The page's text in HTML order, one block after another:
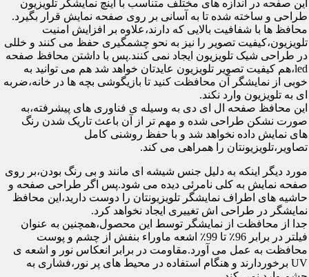
این صفحه در اندازه های مختلف متناسب با اینچ نمایشگر تلویزیون
طراحی و ساخته شده تا به آسانی بر روی صفحه نمایش قرار بگیرد.
محافظ ها با شفافیت بالایی که دارند،علاوه بر افزایش امنیت
تلویزیون،کیفیت تصویر را نیز به نحو چشمگیری حفظ می کنند و خللی
در طراحی شیک تلویزیون ایجاد نمی کنند.پس با داشتن محافظ صفحه
led،هم کیفیت تصویر تلویزیون عایدتان خواهد شد هم می توانید به
خوبی از نمایشگر آن محافظت کنید تا بازیگوشی بچه ها در خانه،ضربه
ای به تلویزیون وارد نکند.
این محافظ صفحه ال ای دی به وسیله ی فناوری های پیشرفته،به
صورت نشکن طراحی شده و مهم تر از آن باعث تاریک شدن رنگ
های نمایش داده نخواهد شد و با حفظ روشنی کامل
تصاویر،تلویزیونتان را همراهی می کند.
مورد دیگر اینکه به دلیل جنس شیشه ای مانند و بی رنگ بودن،بر روی
صفحه نمایش به کلی نامرئی دیده می شود.پس اگر طراحی صفحه و
حاشیه های اطراف نمایشگر تلویزیونتان را دوست دارید،این محافظ
نمایشگر در طراحی اش تغییری ایجاد نخواهد کرد.
جدا از محافظت از نمایشگر توسط این محصول،همچنین به عنوان
فیلتر در برابر 96٪ تا 99٪ اشعه ماوراء بنفش از چشم و پوست
محافظت به عمل می آورد.مقاومت در برابر انعکاس نور و اشعه ی
UV برخوردارند و هنگام استفاده در محیط های پر نور،فشاری به